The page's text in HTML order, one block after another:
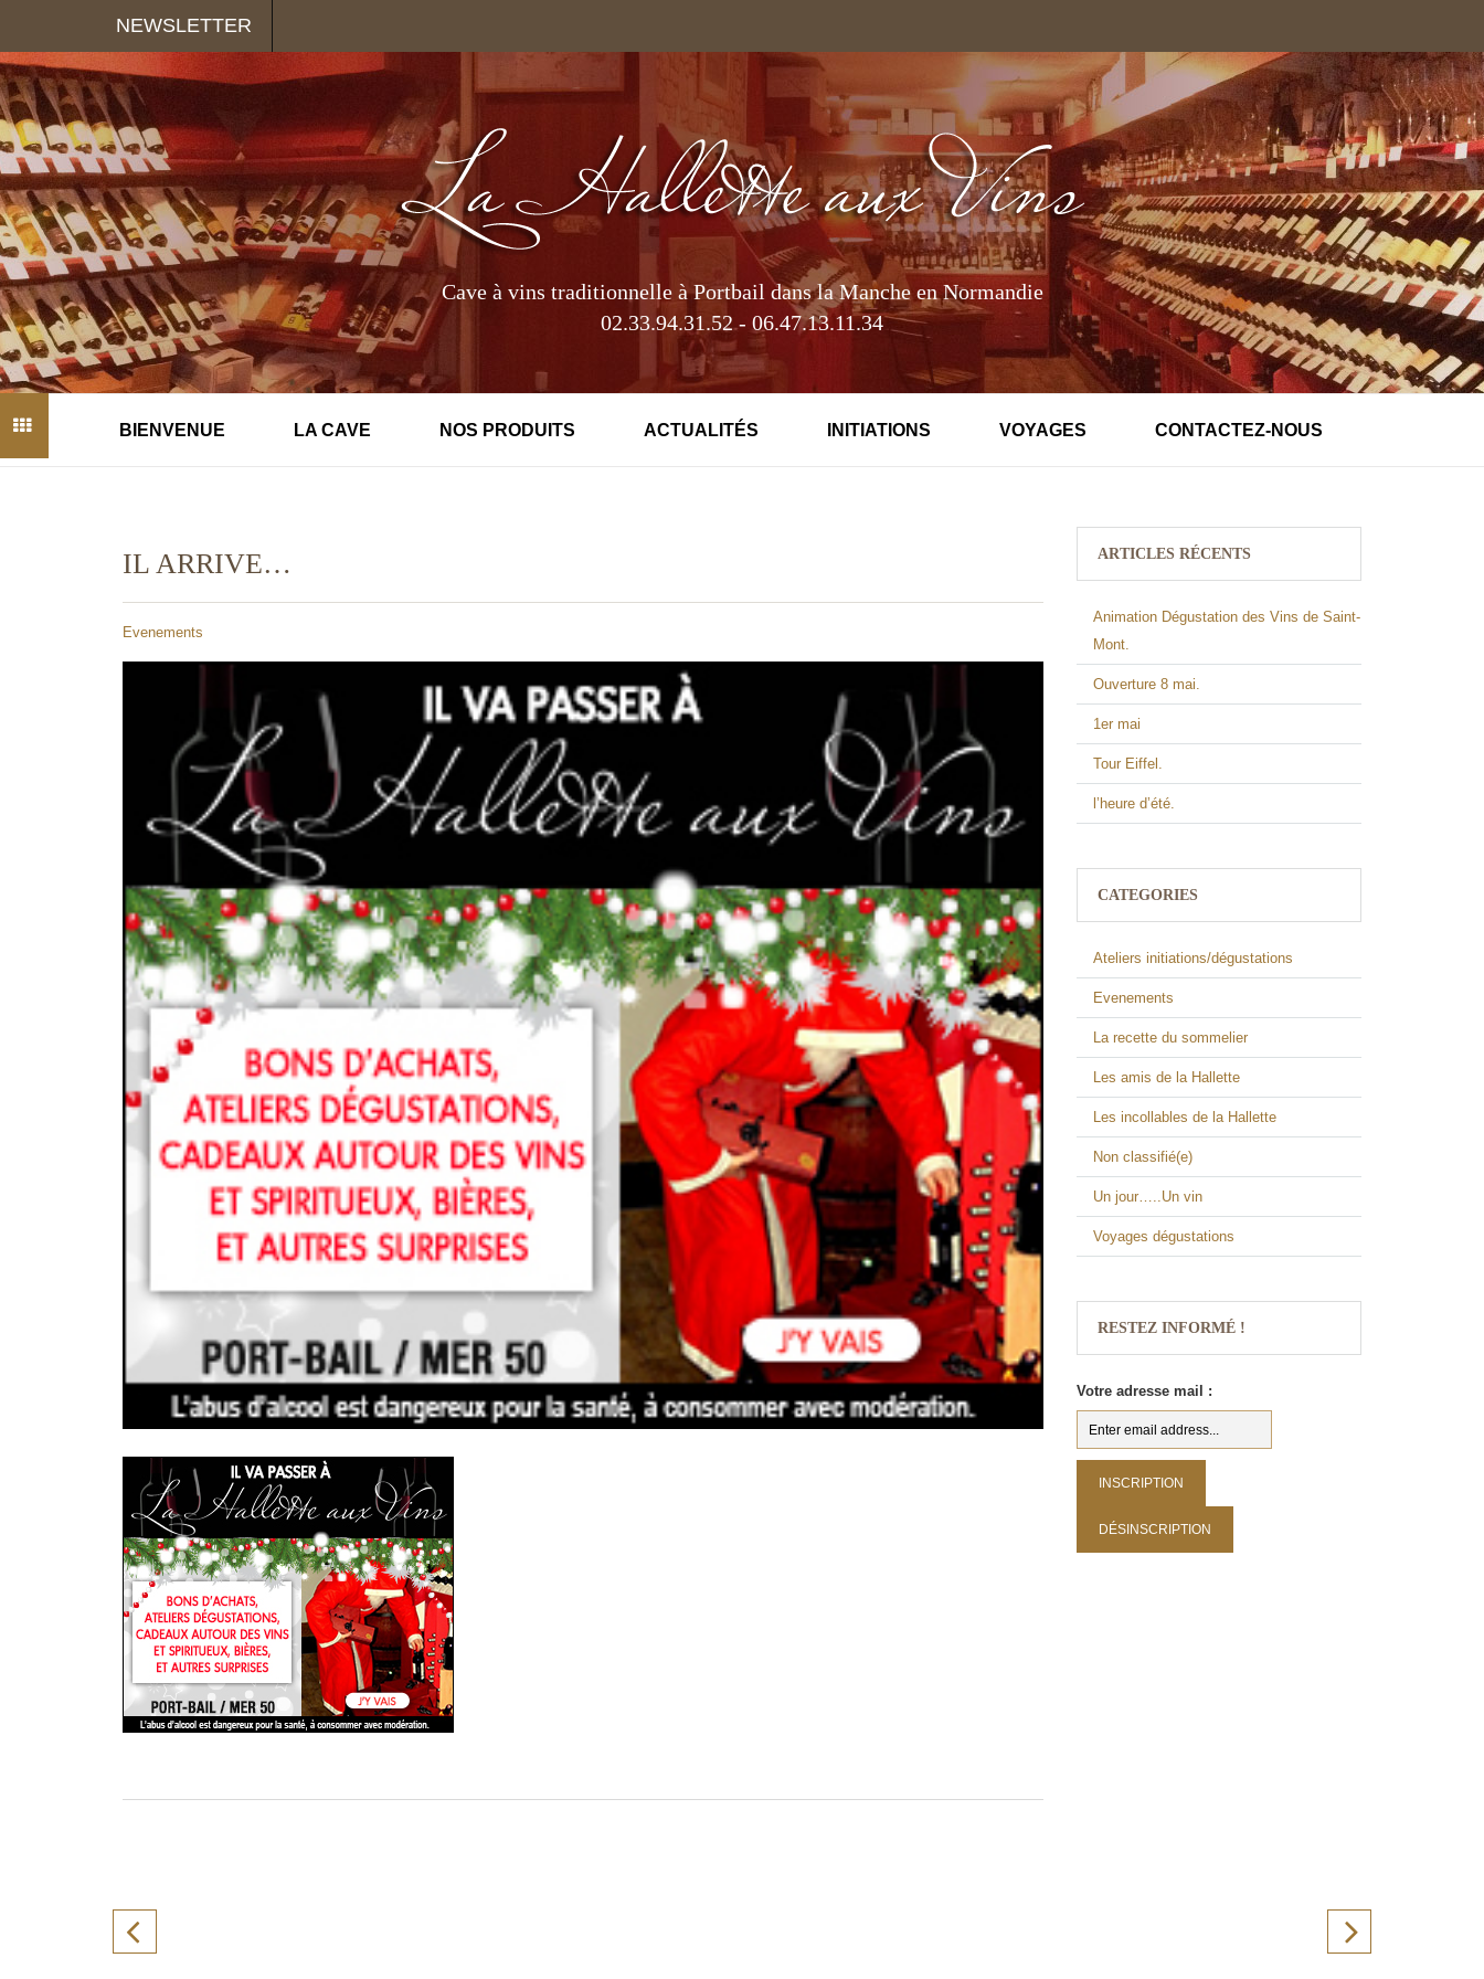
NEWSLETTER
Cave à vins traditionnelle à Portbail dans la Manche en Normandie
02.33.94.31.52 - 06.47.13.11.34
BIENVENUE LA CAVE NOS PRODUITS ACTUALITÉS INITIATIONS VOYAGES CONTACTEZ-NOUS
IL ARRIVE…
Evenements
ARTICLES RÉCENTS
Animation Dégustation des Vins de Saint-
Mont.
Ouverture 8 mai.
1er mai
Tour Eiffel.
l’heure d’été.
CATEGORIES
Ateliers initiations/dégustations
Evenements
La recette du sommelier
Les amis de la Hallette
Les incollables de la Hallette
Non classifié(e)
Un jour…..Un vin
Voyages dégustations
RESTEZ INFORMÉ !
Votre adresse mail :
Panneau de gestion des cookies